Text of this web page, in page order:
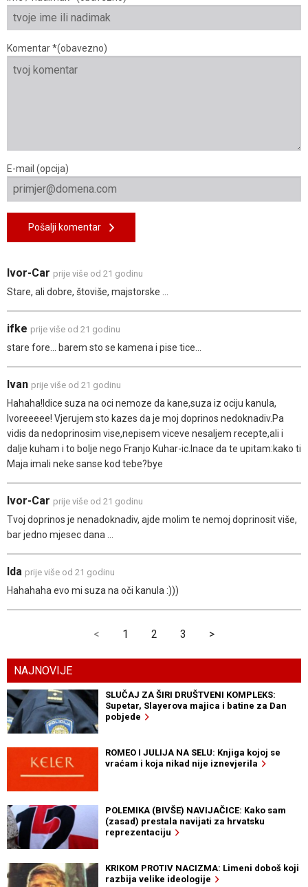
Komentar *(obavezno)
E-mail (opcija)
Pošalji komentar
Ivor-Car prije više od 21 godinu
Stare, ali dobre, štoviše, majstorske ...
ifke prije više od 21 godinu
stare fore... barem sto se kamena i pise tice...
Ivan prije više od 21 godinu
Hahaha!Idice suza na oci nemoze da kane,suza iz ociju kanula,
Ivoreeeee! Vjerujem sto kazes da je moj doprinos nedoknadiv.Pa
vidis da nedoprinosim vise,nepisem viceve nesaljem recepte,ali i
dalje kuham i to bolje nego Franjo Kuhar-ic.Inace da te upitam:kako ti
Maja imali neke sanse kod tebe?bye
Ivor-Car prije više od 21 godinu
Tvoj doprinos je nenadoknadiv, ajde molim te nemoj doprinosit više,
bar jedno mjesec dana ...
Ida prije više od 21 godinu
Hahahaha evo mi suza na oči kanula :)))
< 1 2 3 >
NAJNOVIJE
SLUČAJ ZA ŠIRI DRUŠTVENI KOMPLEKS:
Supetar, Slayerova majica i batine za Dan
pobjede
ROMEO I JULIJA NA SELU: Knjiga kojoj se
vraćam i koja nikad nije iznevjerila
POLEMIKA (BIVŠE) NAVIJAČICE: Kako sam
(zasad) prestala navijati za hrvatsku
reprezentaciju
KRIKOM PROTIV NACIZMA: Limeni doboš koji
razbija velike ideologije